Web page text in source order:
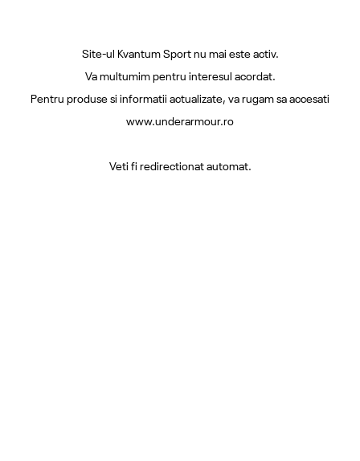
Site-ul Kvantum Sport nu mai este activ.
Va multumim pentru interesul acordat.
Pentru produse si informatii actualizate, va rugam sa accesati
www.underarmour.ro
Veti fi redirectionat automat.